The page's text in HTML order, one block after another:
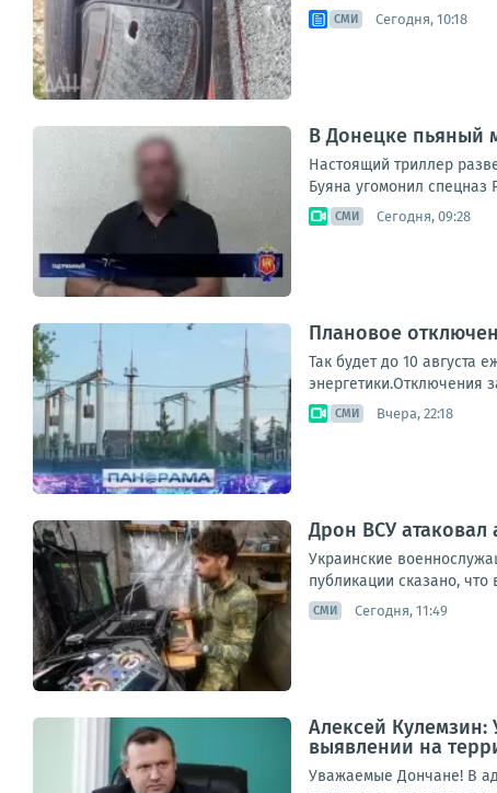
СМИ Сегодня, 10:18
В Донецке пьяный
Настоящий триллер
Буяна угомонил
СМИ Сегодня, 09:28
Плановое
Так будет до 10 августа
энергетики.Отключения
СМИ Вчера, 22:18
Дрон ВСУ
Украинские
публикации сказано,
СМИ Сегодня, 11:49
Алексей
выявлении на
Уважаемые Дончане! В